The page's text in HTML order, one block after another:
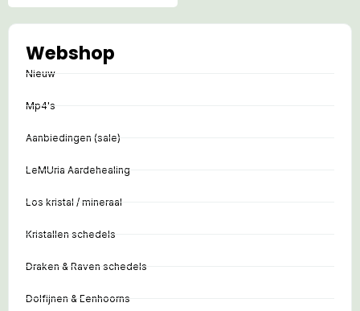
Webshop
Nieuw
Mp4's
Aanbiedingen (sale)
LeMUria Aardehealing
Los kristal / mineraal
Kristallen schedels
Draken & Raven schedels
Dolfijnen & Eenhoorns